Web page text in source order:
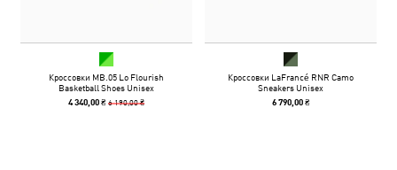
Кроссовки MB.05 Lo Flourish
Basketball Shoes Unisex
4 340,00 ₴6 190,00 ₴
Кроссовки LaFrancé RNR Camo
Sneakers Unisex
6 790,00 ₴